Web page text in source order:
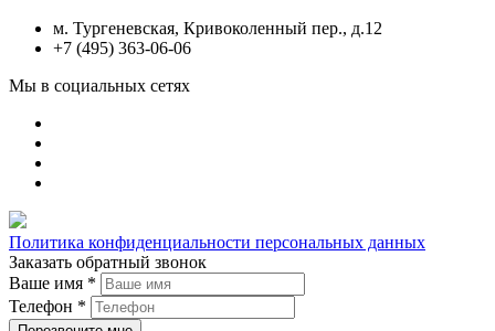
м. Тургеневская, Кривоколенный пер., д.12
+7 (495) 363-06-06
Мы в социальных сетях
Политика конфиденциальности персональных данных
Заказать обратный звонок
Ваше имя *
Телефон *